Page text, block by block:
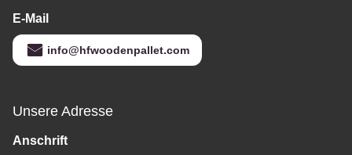
E-Mail
info@hfwoodenpallet.com
Unsere Adresse
Anschrift